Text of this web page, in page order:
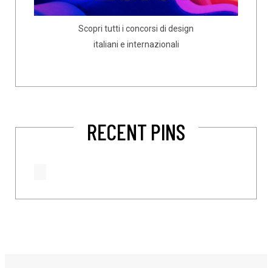
Scopri tutti i concorsi di design
italiani e internazionali
RECENT PINS